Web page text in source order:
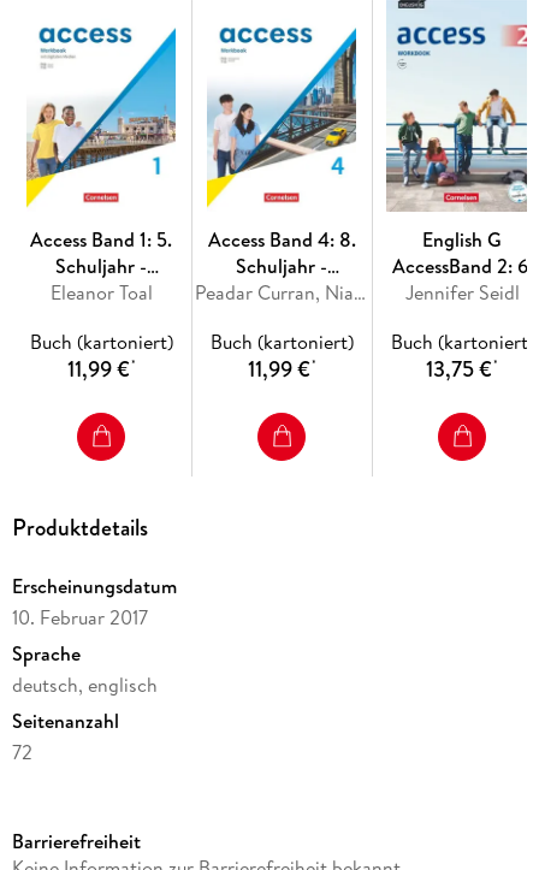
Access Band 1: 5.
Schuljahr -
Workbook
Eleanor Toal
Buch (kartoniert)
11,99 €*
Access Band 4: 8.
Schuljahr -
Allgemeine Ausgabe
mit digitalen Medien
Peadar Curran, Niamh Humphreys, Isabel Otto, Petra Bauerschmidt
Buch (kartoniert)
11,99 €*
English G
AccessBand 2: 6.
Schuljahr -
Audios online
Jennifer Seidl
Buch (kartoniert)
13,75 €*
Produktdetails
Erscheinungsdatum
10. Februar 2017
Sprache
deutsch, englisch
Seitenanzahl
72
Autor/Autorin
Barrierefreiheit